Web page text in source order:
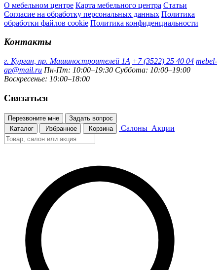
О мебельном центре Карта мебельного центра Статьи
Согласие на обработку персональных данных Политика
обработки файлов cookie Политика конфиденциальности
Контакты
г. Курган, пр. Машиностроителей 1А +7 (3522) 25 40 04 mebel-
ap@mail.ru Пн-Пт: 10:00–19:30 Суббота: 10:00–19:00
Воскресенье: 10:00–18:00
Связаться
Перезвоните мне
Задать вопрос
Каталог
Избранное Корзина Салоны Акции